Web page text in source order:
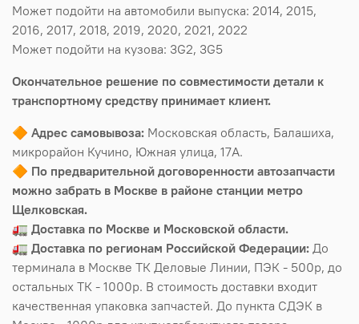
Может подойти на автомобили выпуска: 2014, 2015,
2016, 2017, 2018, 2019, 2020, 2021, 2022
Может подойти на кузова: 3G2, 3G5
Окончательное решение по совместимости детали к
транспортному средству принимает клиент.
🔶 Адрес самовывоза: Московская область, Балашиха,
микрорайон Кучино, Южная улица, 17А.
🔶 По предварительной договоренности автозапчасти
можно забрать в Москве в районе станции метро
Щелковская.
🚛 Доставка по Москве и Московской области.
🚛 Доставка по регионам Российской Федерации: До
терминала в Москве ТК Деловые Линии, ПЭК - 500р, до
остальных ТК - 1000р. В стоимость доставки входит
качественная упаковка запчастей. До пункта СДЭК в